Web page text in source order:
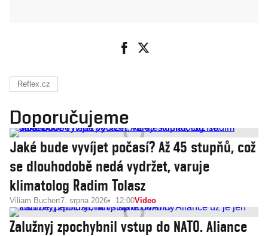
Reflex.cz
Doporučujeme
Jaké bude vyvíjet počasí? Až 45 stupňů, což
se dlouhodobě nedá vydržet, varuje
klimatolog Radim Tolasz
Viliam Buchert7. srpna 2026 12:00Video
Zalužnyj zpochybnil vstup do NATO. Aliance